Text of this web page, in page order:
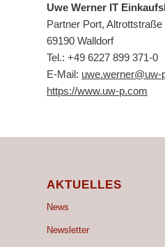
Uwe Werner IT
Partner Port, Altrottstraße
69190 Walldorf
Tel.: +49 6227 899 371-0
E-Mail: uwe.werner@uw-
https://www.uw-p.com
AKTUELLES
News
Newsletter